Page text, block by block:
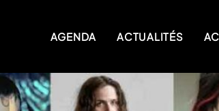
AGENDA
ACTUALITÉS